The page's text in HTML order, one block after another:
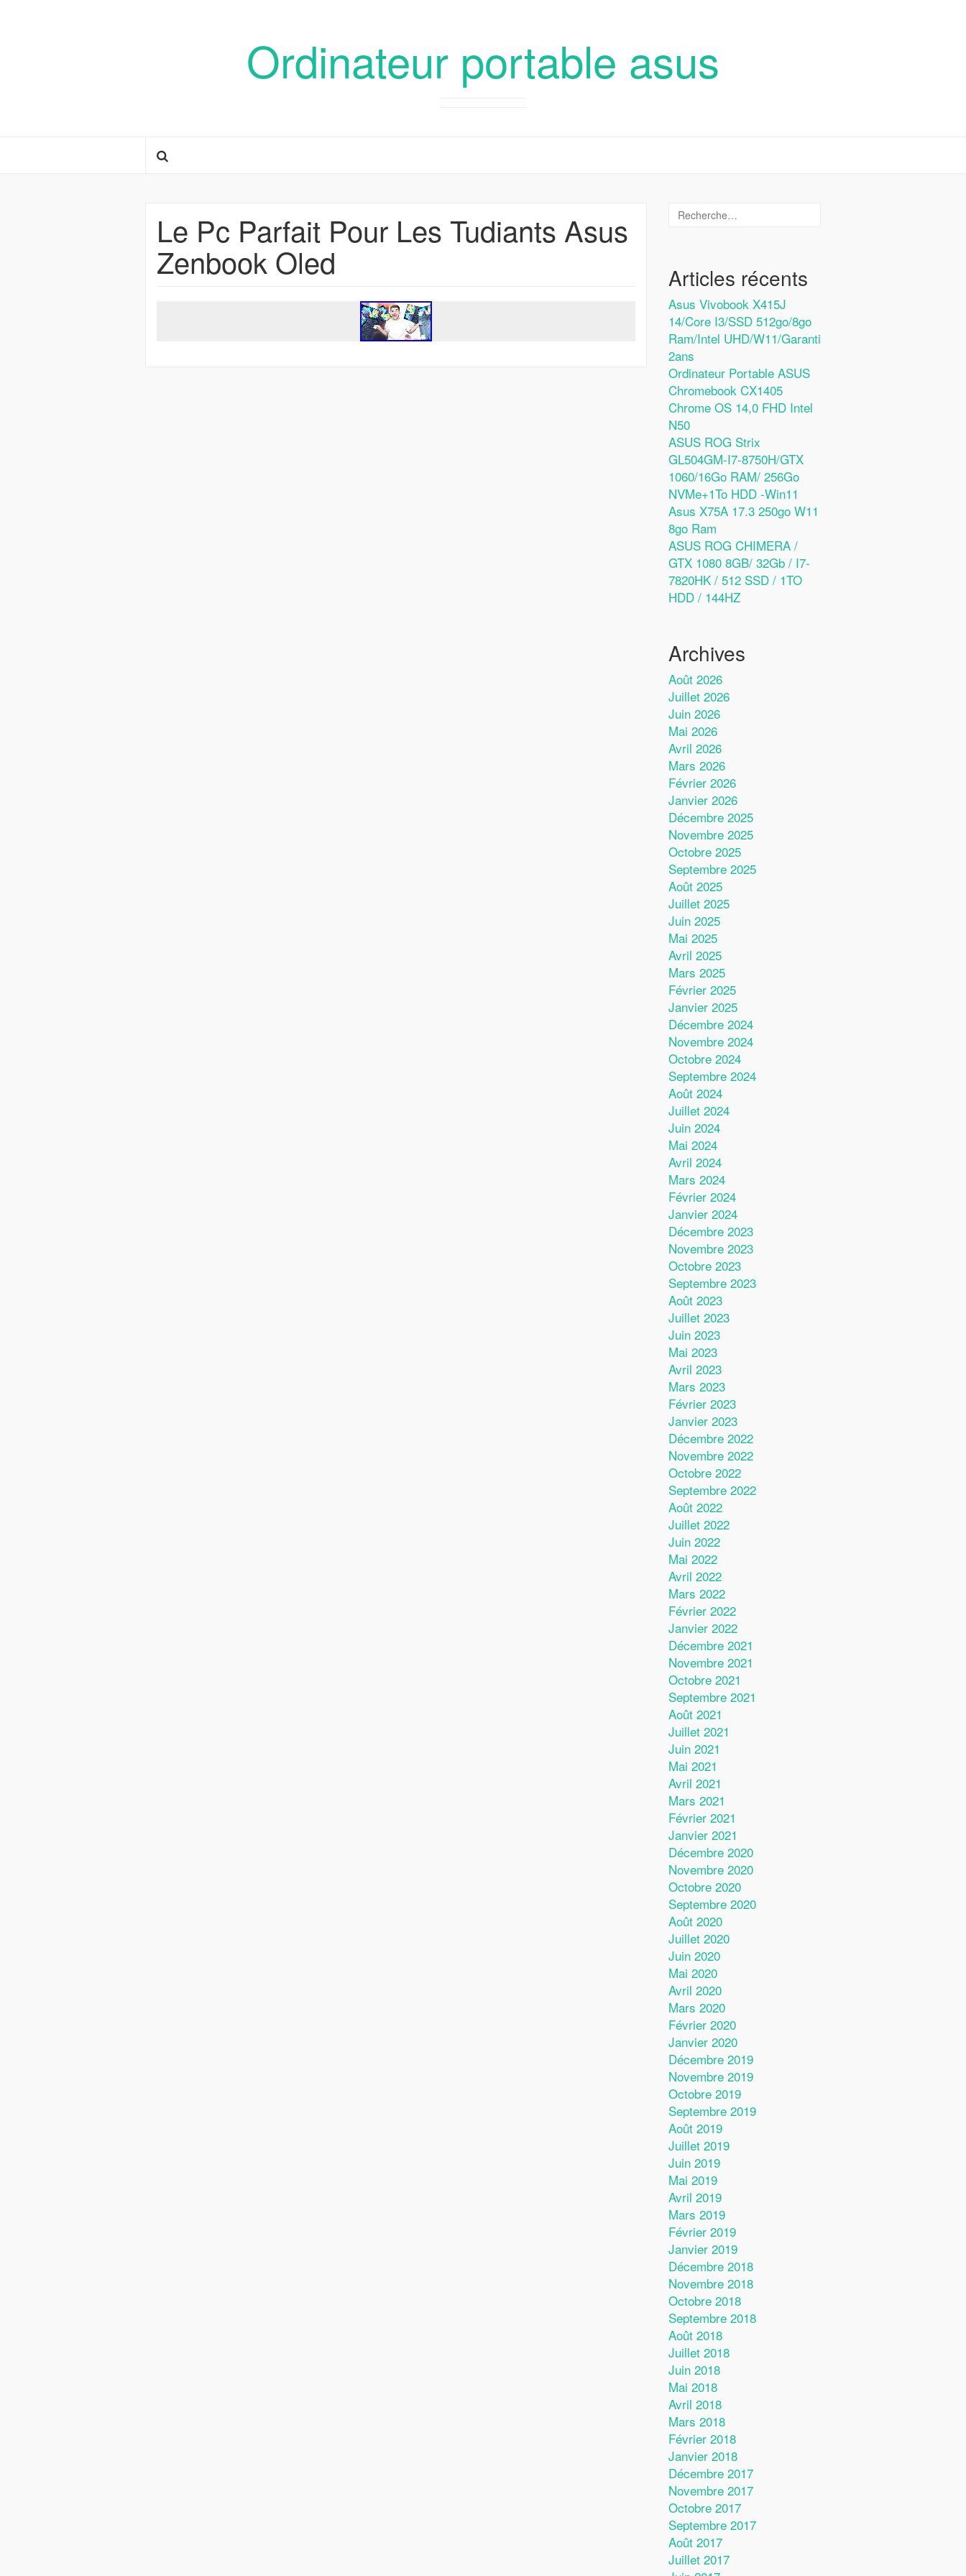
Ordinateur portable asus
Le Pc Parfait Pour Les Tudiants Asus
Zenbook Oled Articles récents
Asus Vivobook X415J
14/Core I3/SSD 512go/8go
Ram/Intel UHD/W11/Garanti
2ans
Ordinateur Portable ASUS
Chromebook CX1405
Chrome OS 14,0 FHD Intel
N50
ASUS ROG Strix
GL504GM-I7-8750H/GTX
1060/16Go RAM/ 256Go
NVMe+1To HDD -Win11
Asus X75A 17.3 250go W11
8go Ram
ASUS ROG CHIMERA /
GTX 1080 8GB/ 32Gb / I7-
7820HK / 512 SSD / 1TO
HDD / 144HZ
Archives
Août 2026
Juillet 2026
Juin 2026
Mai 2026
Avril 2026
Mars 2026
Février 2026
Janvier 2026
Décembre 2025
Novembre 2025
Octobre 2025
Septembre 2025
Août 2025
Juillet 2025
Juin 2025
Mai 2025
Avril 2025
Mars 2025
Février 2025
Janvier 2025
Décembre 2024
Novembre 2024
Octobre 2024
Septembre 2024
Août 2024
Juillet 2024
Juin 2024
Mai 2024
Avril 2024
Mars 2024
Février 2024
Janvier 2024
Décembre 2023
Novembre 2023
Octobre 2023
Septembre 2023
Août 2023
Juillet 2023
Juin 2023
Mai 2023
Avril 2023
Mars 2023
Février 2023
Janvier 2023
Décembre 2022
Novembre 2022
Octobre 2022
Septembre 2022
Août 2022
Juillet 2022
Juin 2022
Mai 2022
Avril 2022
Mars 2022
Février 2022
Janvier 2022
Décembre 2021
Novembre 2021
Octobre 2021
Septembre 2021
Août 2021
Juillet 2021
Juin 2021
Mai 2021
Avril 2021
Mars 2021
Février 2021
Janvier 2021
Décembre 2020
Novembre 2020
Octobre 2020
Septembre 2020
Août 2020
Juillet 2020
Juin 2020
Mai 2020
Avril 2020
Mars 2020
Février 2020
Janvier 2020
Décembre 2019
Novembre 2019
Octobre 2019
Septembre 2019
Août 2019
Juillet 2019
Juin 2019
Mai 2019
Avril 2019
Mars 2019
Février 2019
Janvier 2019
Décembre 2018
Novembre 2018
Octobre 2018
Septembre 2018
Août 2018
Juillet 2018
Juin 2018
Mai 2018
Avril 2018
Mars 2018
Février 2018
Janvier 2018
Décembre 2017
Novembre 2017
Octobre 2017
Septembre 2017
Août 2017
Juillet 2017